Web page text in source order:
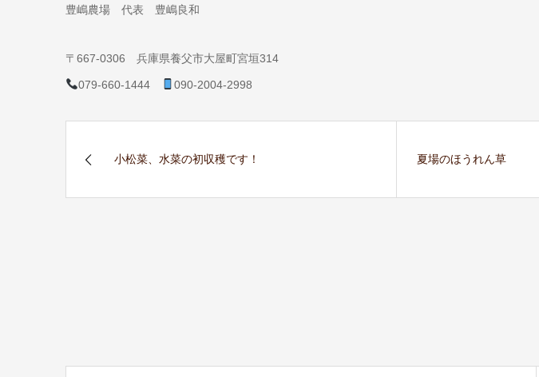
豊嶋農場 代表 豊嶋良和
〒667-0306 兵庫県養父市大屋町宮垣314
079-660-1444 090-2004-2998
小松菜、水菜の初収穫です！ 夏場のほうれん草